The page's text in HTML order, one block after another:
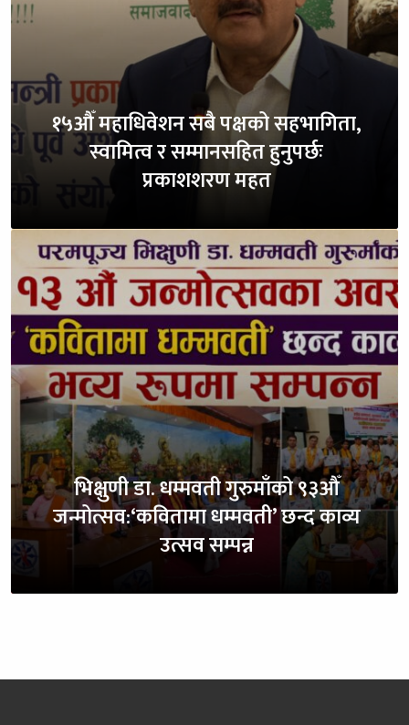
१५औँ महाधिवेशन सबै पक्षको सहभागिता,
स्वामित्व र सम्मानसहित हुनुपर्छः
प्रकाशशरण महत
भिक्षुणी डा. धम्मवती गुरुमाँको ९३औँ
जन्मोत्सव:‘कवितामा धम्मवती’ छन्द काव्य
उत्सव सम्पन्न